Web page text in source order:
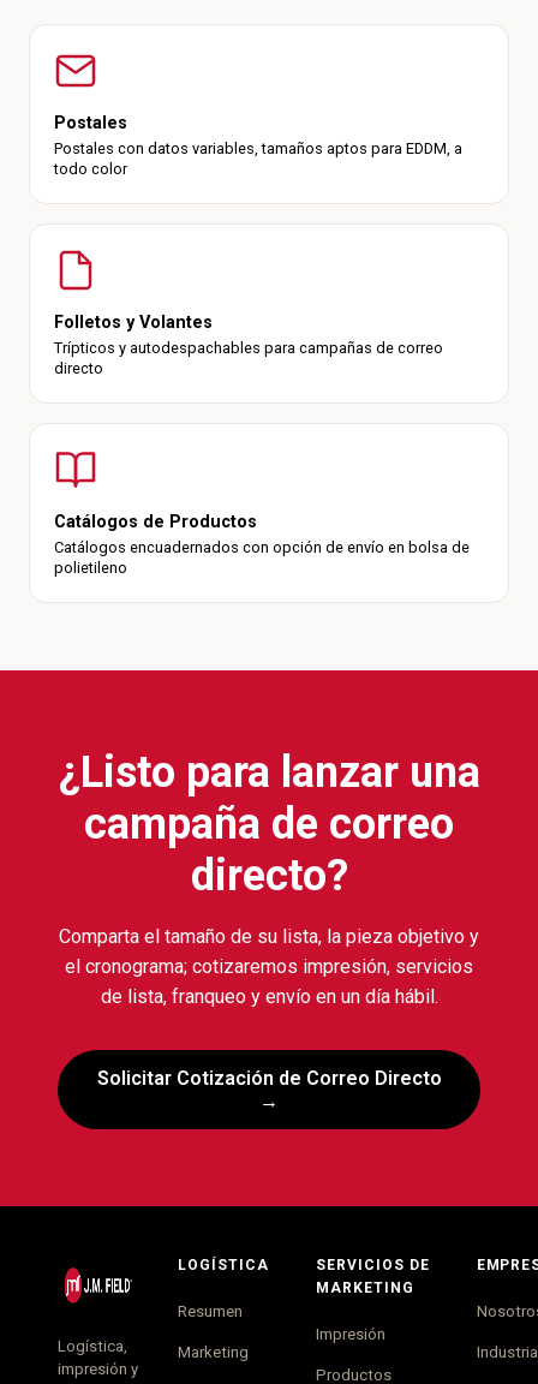
Postales
Postales con datos variables, tamaños aptos para EDDM, a
todo color
Folletos y Volantes
Trípticos y autodespachables para campañas de correo
directo
Catálogos de Productos
Catálogos encuadernados con opción de envío en bolsa de
polietileno
¿Listo para lanzar una
campaña de correo
directo?
Comparta el tamaño de su lista, la pieza objetivo y
el cronograma; cotizaremos impresión, servicios
de lista, franqueo y envío en un día hábil.
Solicitar Cotización de Correo Directo
→
Logística,
impresión y
LOGÍSTICA
Resumen
Marketing
SERVICIOS DE
MARKETING
Impresión
Productos